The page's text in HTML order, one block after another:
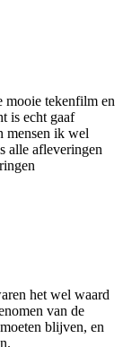
mooie tekenfilm en
is echt gaaf
mensen ik wel
alle afleveringen
het wel waard
van de
blijven, en